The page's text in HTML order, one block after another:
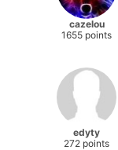
cazelou
1655 points
edyty
272 points